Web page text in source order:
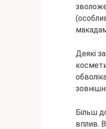
Деякі
Більш
вплив.